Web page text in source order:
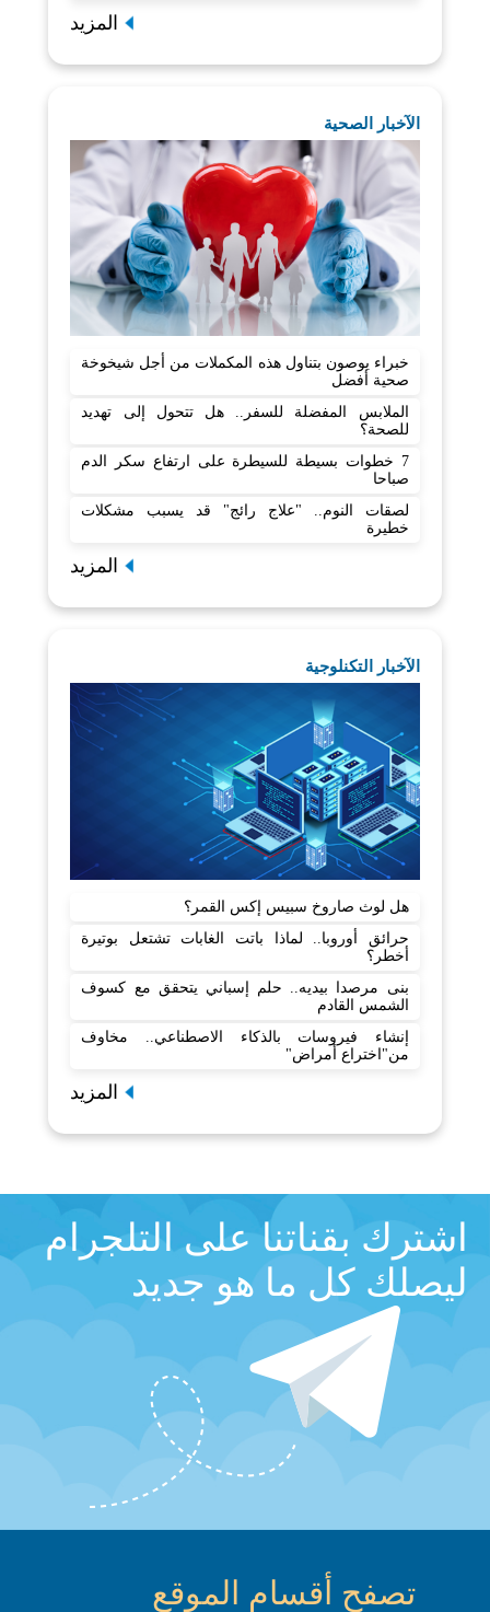
المزيد
الآخبار الصحية
خبراء يوصون بتناول هذه المكملات من أجل شيخوخة
صحية أفضل
الملابس المفضلة للسفر.. هل تتحول إلى تهديد
للصحة؟
7 خطوات بسيطة للسيطرة على ارتفاع سكر الدم
صباحا
لصقات النوم.. "علاج رائج" قد يسبب مشكلات
خطيرة
المزيد
الآخبار التكنلوجية
هل لوث صاروخ سبيس إكس القمر؟
حرائق أوروبا.. لماذا باتت الغابات تشتعل بوتيرة
أخطر؟
بنى مرصدا بيديه.. حلم إسباني يتحقق مع كسوف
الشمس القادم
إنشاء فيروسات بالذكاء الاصطناعي.. مخاوف
من"اختراع أمراض"
المزيد
اشترك بقناتنا على التلجرام
ليصلك كل ما هو جديد
تصفح أقسام الموقع